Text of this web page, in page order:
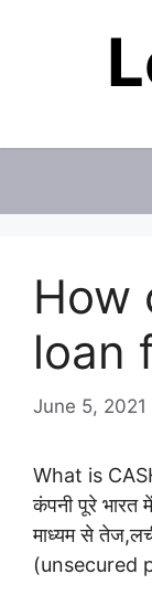
How
loan
June 5, 2021
What is
कंपनी पूरे भारत
माध्यम से
(unsecured